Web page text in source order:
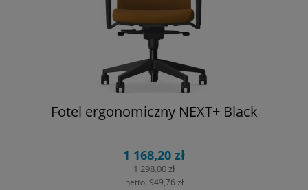
Fotel ergonomiczny NEXT+ Black
1 168,20 zł
1 298,00 zł
netto: 949,76 zł